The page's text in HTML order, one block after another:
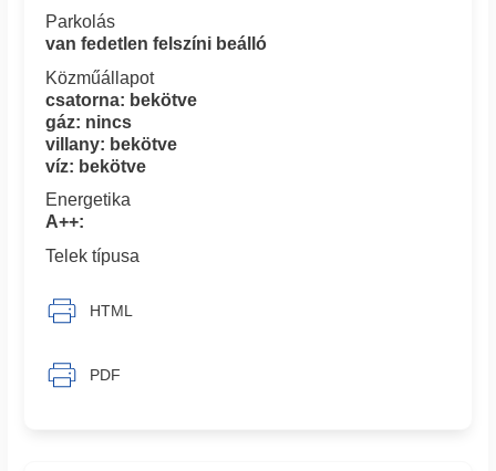
Parkolás
van fedetlen felszíni beálló
Közműállapot
csatorna: bekötve
gáz: nincs
villany: bekötve
víz: bekötve
Energetika
A++:
Telek típusa
HTML
PDF